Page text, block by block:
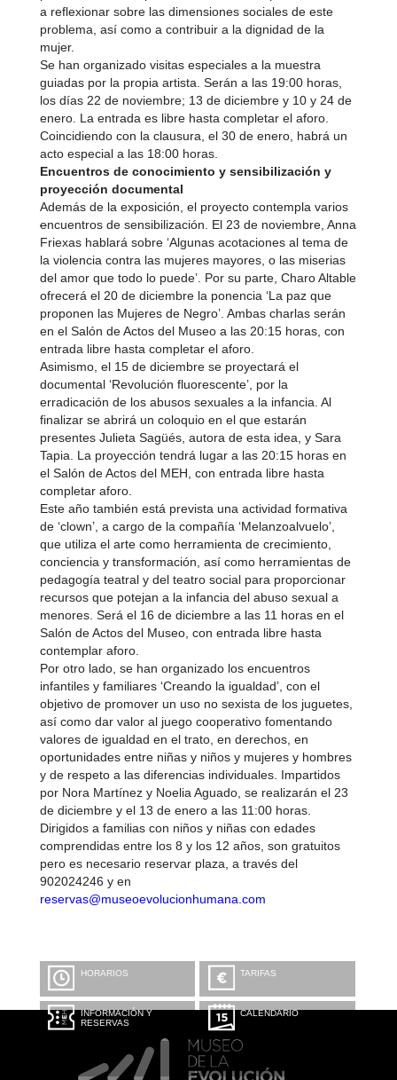
a reflexionar sobre las dimensiones sociales de este
problema, así como a contribuir a la dignidad de la
mujer.
Se han organizado visitas especiales a la muestra
guiadas por la propia artista. Serán a las 19:00 horas,
los días 22 de noviembre; 13 de diciembre y 10 y 24 de
enero. La entrada es libre hasta completar el aforo.
Coincidiendo con la clausura, el 30 de enero, habrá un
acto especial a las 18:00 horas.
Encuentros de conocimiento y sensibilización y
proyección documental
Además de la exposición, el proyecto contempla varios
encuentros de sensibilización. El 23 de noviembre, Anna
Friexas hablará sobre ‘Algunas acotaciones al tema de
la violencia contra las mujeres mayores, o las miserias
del amor que todo lo puede’. Por su parte, Charo Altable
ofrecerá el 20 de diciembre la ponencia ‘La paz que
proponen las Mujeres de Negro’. Ambas charlas serán
en el Salón de Actos del Museo a las 20:15 horas, con
entrada libre hasta completar el aforo.
Asimismo, el 15 de diciembre se proyectará el
documental ‘Revolución fluorescente’, por la
erradicación de los abusos sexuales a la infancia. Al
finalizar se abrirá un coloquio en el que estarán
presentes Julieta Sagüés, autora de esta idea, y Sara
Tapia. La proyección tendrá lugar a las 20:15 horas en
el Salón de Actos del MEH, con entrada libre hasta
completar aforo.
Este año también está prevista una actividad formativa
de ‘clown’, a cargo de la compañía ‘Melanzoalvuelo’,
que utiliza el arte como herramienta de crecimiento,
conciencia y transformación, así como herramientas de
pedagogía teatral y del teatro social para proporcionar
recursos que potejan a la infancia del abuso sexual a
menores. Será el 16 de diciembre a las 11 horas en el
Salón de Actos del Museo, con entrada libre hasta
contemplar aforo.
Por otro lado, se han organizado los encuentros
infantiles y familiares ‘Creando la igualdad’, con el
objetivo de promover un uso no sexista de los juguetes,
así como dar valor al juego cooperativo fomentando
valores de igualdad en el trato, en derechos, en
oportunidades entre niñas y niños y mujeres y hombres
y de respeto a las diferencias individuales. Impartidos
por Nora Martínez y Noelia Aguado, se realizarán el 23
de diciembre y el 13 de enero a las 11:00 horas.
Dirigidos a familias con niños y niñas con edades
comprendidas entre los 8 y los 12 años, son gratuitos
pero es necesario reservar plaza, a través del
902024246 y en
reservas@museoevolucionhumana.com
HORARIOS TARIFAS
INFORMACIÓN Y
RESERVAS
CALENDARIO